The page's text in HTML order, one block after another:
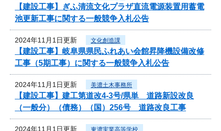
【建設工事】ぎふ清流文化プラザ直流電源装置用蓄電
池更新工事に関する一般競争入札公告
2024年11月1日更新 文化創造課
【建設工事】岐阜県県民ふれあい会館昇降機設備改修
工事（5期工事）に関する一般競争入札公告
2024年11月1日更新 美濃土木事務所
【建設工事】建工第道改4-3号/県単 道路新設改良
（一般分）（債務）（国）256号 道路改良工事
2024年11月1日更新 東濃実業高等学校